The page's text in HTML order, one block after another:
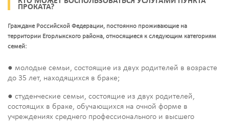
ПРОКАТА?
Граждане Российской Федерации, постоянно проживающие на
территории Егорлыкского района, относящиеся к следующим категориям
семей:
● молодые семьи, состоящие из двух родителей в возрасте
до 35 лет, находящихся в браке;
● студенческие семьи, состоящие из двух родителей,
состоящих в браке, обучающихся на очной форме в
учреждениях среднего профессионального и высшего